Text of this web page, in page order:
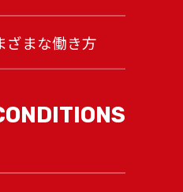
ざまな働き方